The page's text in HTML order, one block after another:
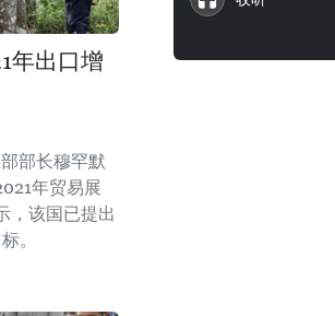
年出口增
部长穆罕默
年贸易展
，该国已提出
。